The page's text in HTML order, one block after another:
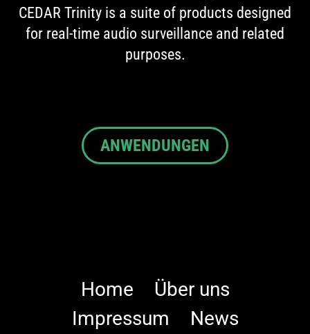
CEDAR Trinity is a suite of products designed
for real-time audio surveillance and related
purposes.
ANWENDUNGEN
Home
Über uns
Impressum
News